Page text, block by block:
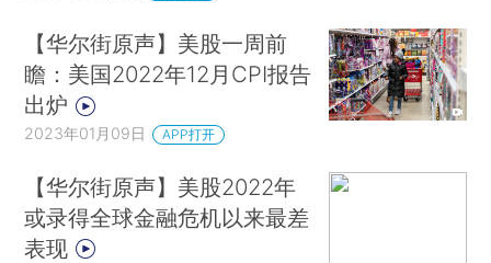
【华尔街原声】美股一周前
瞻：美国2022年12月CPI报告
出炉
2023年01月09日 APP打开
【华尔街原声】美股2022年
或录得全球金融危机以来最差
表现